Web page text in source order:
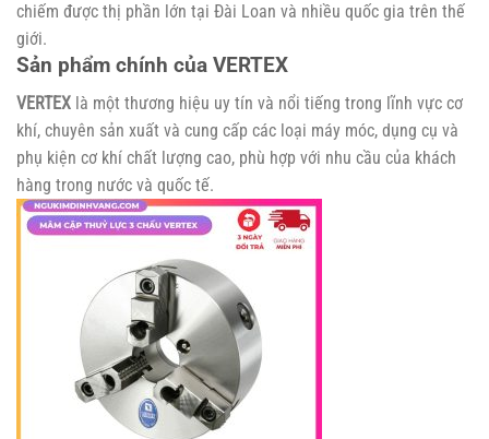
chiếm được thị phần lớn tại Đài Loan và nhiều quốc gia trên thế
giới.
Sản phẩm chính của VERTEX
VERTEX là một thương hiệu uy tín và nổi tiếng trong lĩnh vực cơ
khí, chuyên sản xuất và cung cấp các loại máy móc, dụng cụ và
phụ kiện cơ khí chất lượng cao, phù hợp với nhu cầu của khách
hàng trong nước và quốc tế.